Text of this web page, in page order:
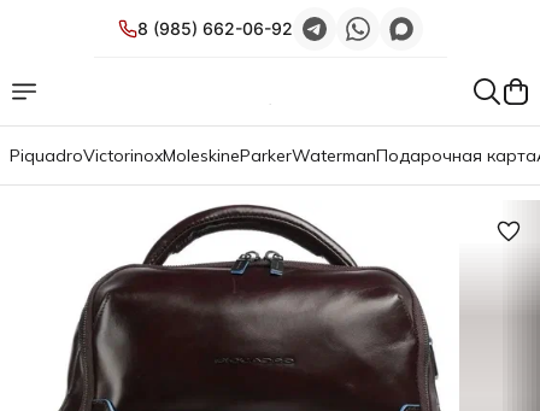
8 (985) 662-06-92
PiquadroVictorinoxMoleskineParkerWatermanПодарочная карта